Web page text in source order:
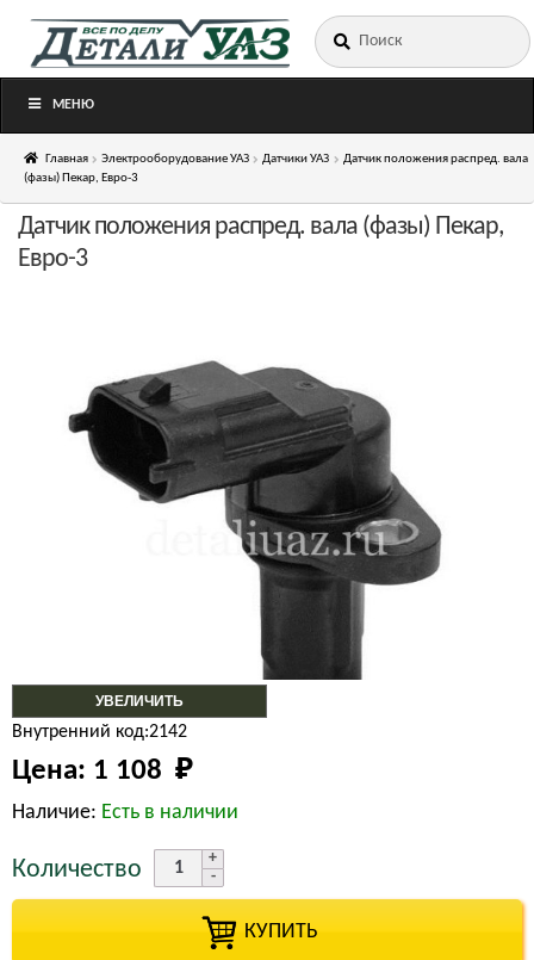
Перейти
Перейти
Искать:
МЕНЮ
Главная Электрооборудование УАЗ Датчики УАЗ
Датчик положения распред. вала
(фазы) Пекар, Евро-3
УВЕЛИЧИТЬ
Датчик положения распред. вала (фазы) Пекар,
Евро-3
Внутренний код:2142
Цена: 1 108 ₽
Наличие: Есть в наличии
Количество
КУПИТЬ